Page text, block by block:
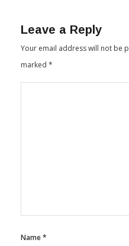
Leave a Reply
Your email address will not be
marked *
Name*